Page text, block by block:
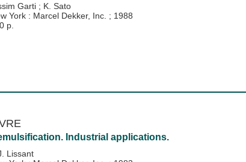
Garti ; K. Sato
York : Marcel Dekker, Inc. ; 1988
p.
Industrial applications.
Lissant